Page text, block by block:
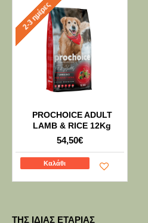
2-3 ημέρες
PROCHOICE ADULT
LAMB & RICE 12Kg
54,50€
Καλάθι
ΤΗΣ ΊΔΙΑΣ ΕΤΑΡΊΑΣ